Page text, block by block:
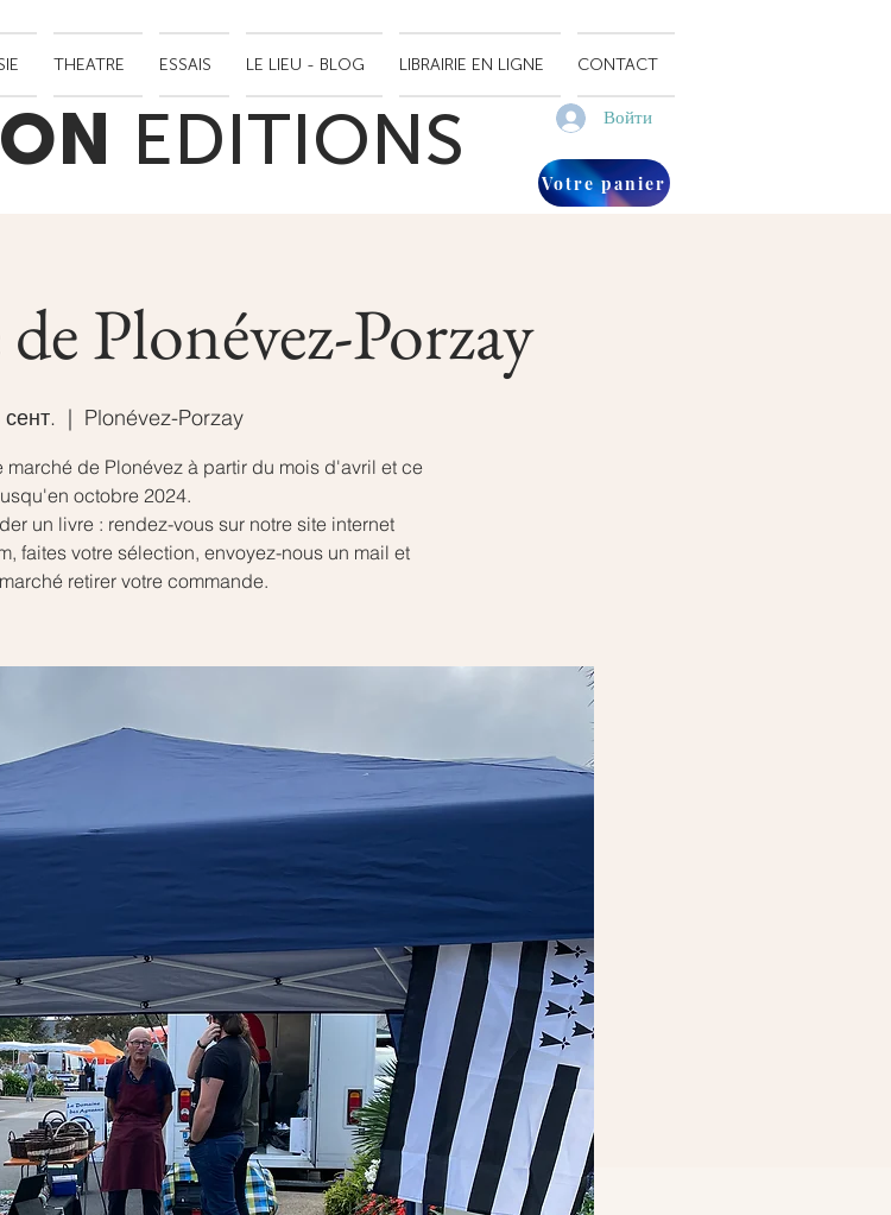
THEATRE ESSAIS LE LIEU - BLOG LIBRAIRIE EN LIGNE CONTACT
EDITIONS Войти
Votre panier
Plonévez-Porzay
  |
Plonévez-Porzay
de Plonévez à partir du mois d'avril et ce
octobre 2024.
un livre : rendez-vous sur notre site internet
faites votre sélection, envoyez-nous un mail et
retirer votre commande.